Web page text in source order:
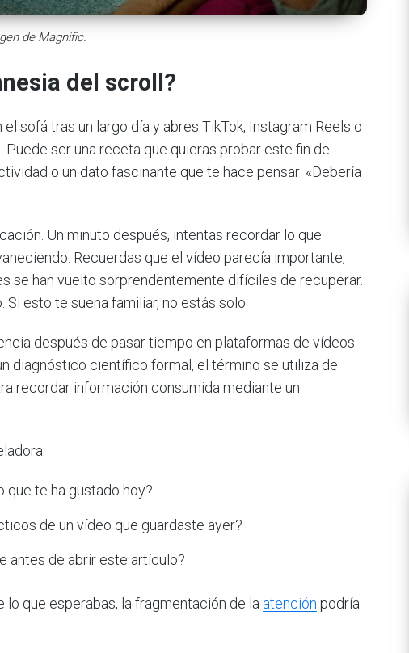
de Magnific.
del scroll?
sofá tras un largo día y abres TikTok, Instagram Reels o
ser una receta que quieras probar este fin de
o un dato fascinante que te hace pensar: «Debería
Un minuto después, intentas recordar lo que
Recuerdas que el vídeo parecía importante,
se han vuelto sorprendentemente difíciles de recuperar.
esto te suena familiar, no estás solo.
después de pasar tiempo en plataformas de vídeos
diagnóstico científico formal, el término se utiliza de
recordar información consumida mediante un
te ha gustado hoy?
de un vídeo que guardaste ayer?
antes de abrir este artículo?
que esperabas, la fragmentación de la atención podría